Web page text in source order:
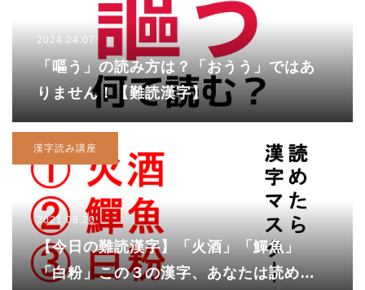
2024.04.07
「嘔う」の読み方は？「おうう」ではあ
りません！【難読漢字】
漢字読み講座
2021.08.20
【今日の難読漢字】「火酒」「鱓魚」
「白粉」この３の漢字、あなたは読めま